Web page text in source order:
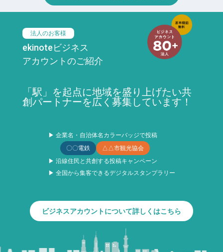
法人のお客様
ekinoteビジネス
アカウントのご紹介
「駅」を起点に地域を盛り上げたい共
創パートナーを広く募集しています！
▶ 企業名・自治体名カラーバッジで投稿
〇〇電鉄
△△市観光協会
▶ 沿線住民と共創する投稿キャンペーン
▶ 全国から集客できるデジタルスタンプラリー
ビジネスアカウントについて詳しくはこちら